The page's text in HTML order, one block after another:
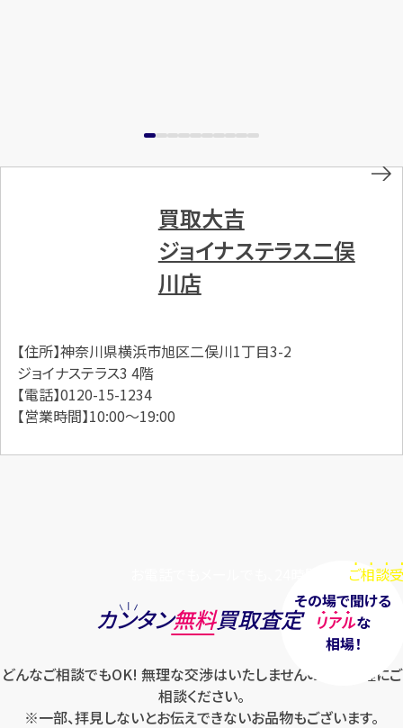
買取大吉
ジョイナステラス二俣
川店
【住所】神奈川県横浜市旭区二俣川1丁目3-2
ジョイナステラス3 4階
【電話】0120-15-1234
【営業時間】10:00～19:00
ご相談
その場で聞ける
リアルな
相場！
カンタン無料買取査定
どんなご相談でもOK! 無理な交渉はいたしませんのでお気軽にご
相談ください。
※一部、拝見しないとお伝えできないお品物もございます。